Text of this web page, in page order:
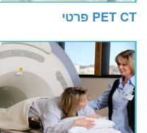
PET CT פרטי